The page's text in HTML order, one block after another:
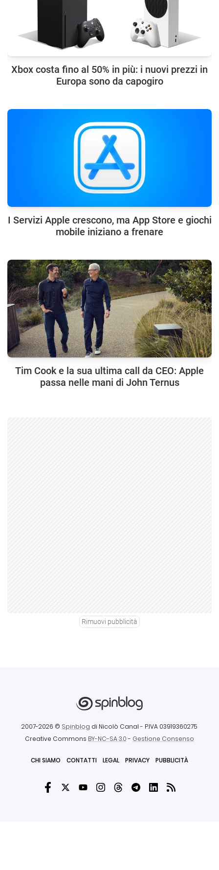
Xbox costa fino al 50% in più: i nuovi prezzi in
Europa sono da capogiro
I Servizi Apple crescono, ma App Store e giochi
mobile iniziano a frenare
Tim Cook e la sua ultima call da CEO: Apple
passa nelle mani di John Ternus
Rimuovi pubblicità
2007-2026 © Spinblog di Nicolò Canal - P.IVA 03919360275
Creative Commons BY-NC-SA 3.0- Gestione Consenso
CHI SIAMO CONTATTI LEGAL PRIVACY PUBBLICITÀ